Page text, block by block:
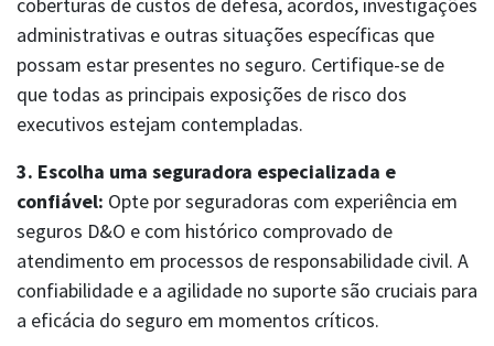
administrativas e outras situações específicas que
possam estar presentes no seguro. Certifique-se de
que todas as principais exposições de risco dos
executivos estejam contempladas.
3. Escolha uma seguradora especializada e
confiável: Opte por seguradoras com experiência em
seguros D&O e com histórico comprovado de
atendimento em processos de responsabilidade civil. A
confiabilidade e a agilidade no suporte são cruciais para
a eficácia do seguro em momentos críticos.